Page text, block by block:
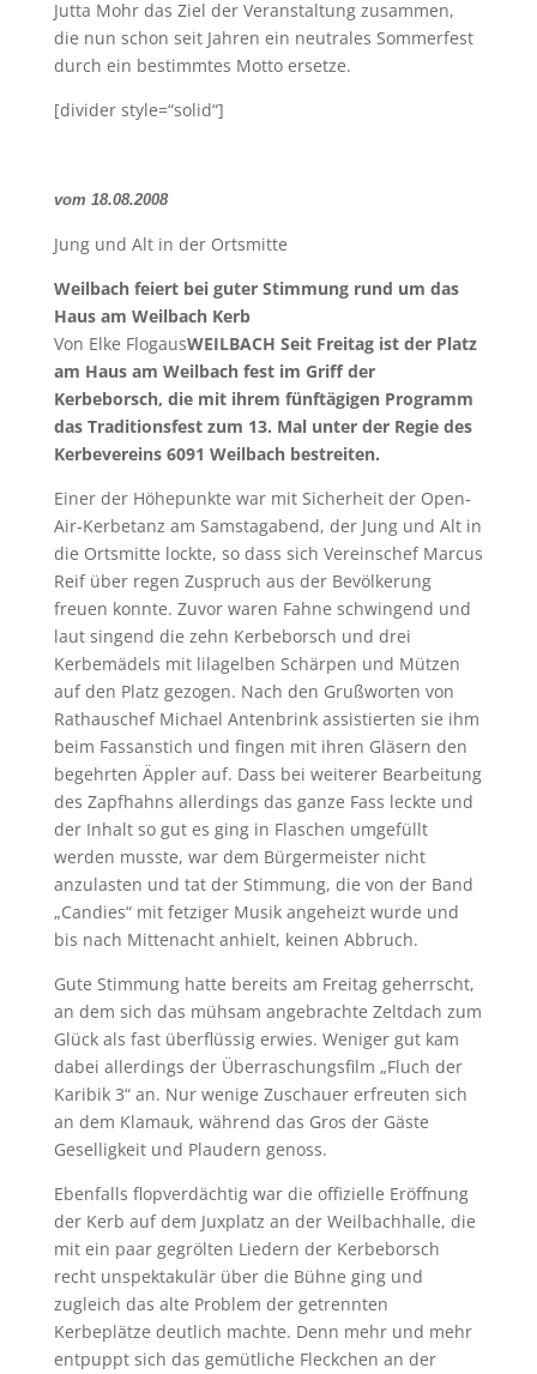
Jutta Mohr das Ziel der Veranstaltung zusammen,
die nun schon seit Jahren ein neutrales Sommerfest
durch ein bestimmtes Motto ersetze.
[divider style=“solid“]
vom 18.08.2008
Jung und Alt in der Ortsmitte
Weilbach feiert bei guter Stimmung rund um das
Haus am Weilbach Kerb
Von Elke FlogausWEILBACH Seit Freitag ist der Platz
am Haus am Weilbach fest im Griff der
Kerbeborsch, die mit ihrem fünftägigen Programm
das Traditionsfest zum 13. Mal unter der Regie des
Kerbevereins 6091 Weilbach bestreiten.
Einer der Höhepunkte war mit Sicherheit der Open-
Air-Kerbetanz am Samstagabend, der Jung und Alt in
die Ortsmitte lockte, so dass sich Vereinschef Marcus
Reif über regen Zuspruch aus der Bevölkerung
freuen konnte. Zuvor waren Fahne schwingend und
laut singend die zehn Kerbeborsch und drei
Kerbemädels mit lilagelben Schärpen und Mützen
auf den Platz gezogen. Nach den Grußworten von
Rathauschef Michael Antenbrink assistierten sie ihm
beim Fassanstich und fingen mit ihren Gläsern den
begehrten Äppler auf. Dass bei weiterer Bearbeitung
des Zapfhahns allerdings das ganze Fass leckte und
der Inhalt so gut es ging in Flaschen umgefüllt
werden musste, war dem Bürgermeister nicht
anzulasten und tat der Stimmung, die von der Band
„Candies“ mit fetziger Musik angeheizt wurde und
bis nach Mittenacht anhielt, keinen Abbruch.
Gute Stimmung hatte bereits am Freitag geherrscht,
an dem sich das mühsam angebrachte Zeltdach zum
Glück als fast überflüssig erwies. Weniger gut kam
dabei allerdings der Überraschungsfilm „Fluch der
Karibik 3“ an. Nur wenige Zuschauer erfreuten sich
an dem Klamauk, während das Gros der Gäste
Geselligkeit und Plaudern genoss.
Ebenfalls flopverdächtig war die offizielle Eröffnung
der Kerb auf dem Juxplatz an der Weilbachhalle, die
mit ein paar gegrölten Liedern der Kerbeborsch
recht unspektakulär über die Bühne ging und
zugleich das alte Problem der getrennten
Kerbeplätze deutlich machte. Denn mehr und mehr
entpuppt sich das gemütliche Fleckchen an der